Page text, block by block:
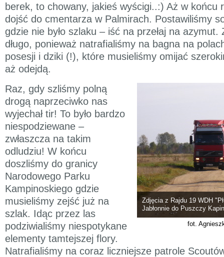
berek, to chowany, jakieś wyścigi..:) Aż w końcu
dojść do cmentarza w Palmirach. Postawiliśmy
gdzie nie było szlaku – iść na przełaj na azymut.
długo, ponieważ natrafialiśmy na bagna na
posesji i dziki (!), które musieliśmy omijać
aż odejdą.
Zdjęcia z Rajdu 19 WDH
Jabłonnie do Puszczy
fot.
Raz, gdy szliśmy polną
drogą naprzeciwko nas
wyjechał tir! To było bardzo
niespodziewane –
zwłaszcza na takim
odludziu! W końcu
doszliśmy do granicy
Narodowego Parku
Kampinoskiego gdzie
musieliśmy zejść już na
szlak. Idąc przez las
podziwialiśmy niespotykane
elementy tamtejszej flory.
Natrafialiśmy na coraz liczniejsze patrole